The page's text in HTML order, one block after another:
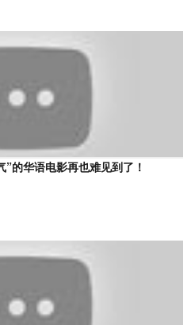
”的华语电影再也难见到了！